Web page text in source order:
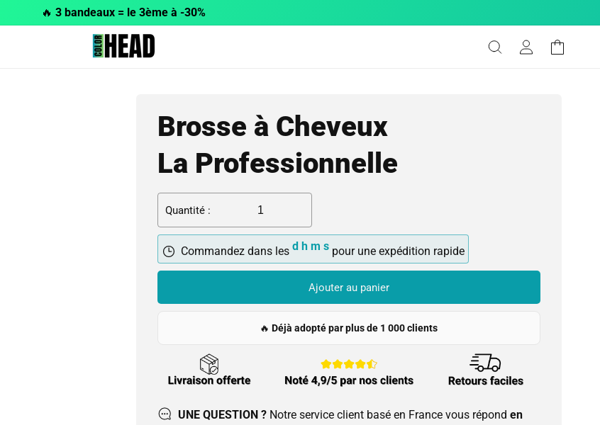
🔥 3 bandeaux = le 3ème à -30%
Connexion Panier
Brosse à Cheveux
La Professionnelle
Quantité :
Commandez dans les d h m s pour une expédition rapide
Ajouter au panier
🔥Déjà adopté par plus de 1 000 clients
UNE QUESTION ? Notre service client basé en France vous répond en